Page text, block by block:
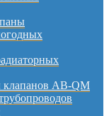
клапанов AB-QM